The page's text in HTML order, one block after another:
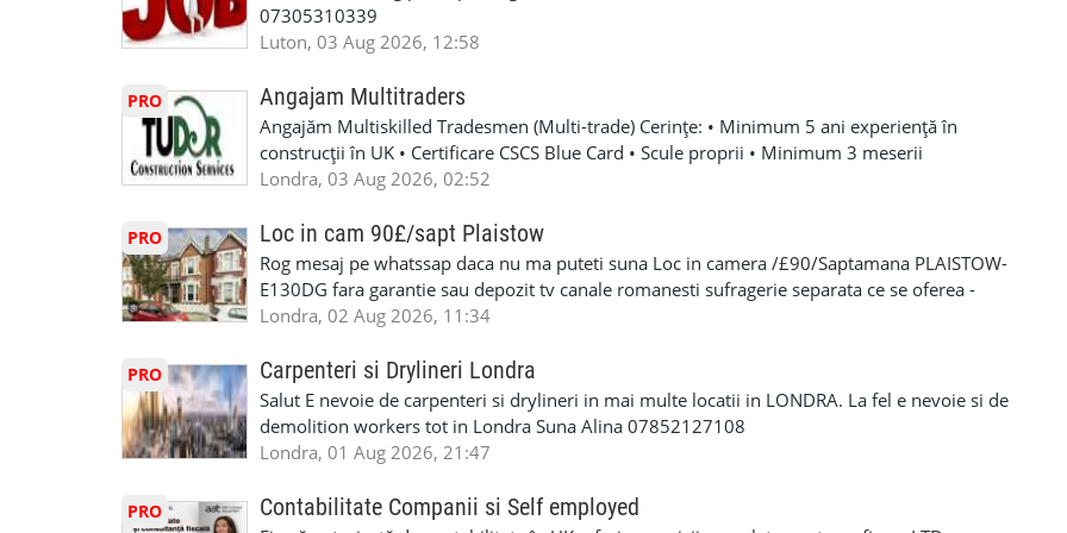
07305310339
Luton, 03 Aug 2026, 12:58
PRO Angajam Multitraders
Angajăm Multiskilled Tradesmen (Multi-trade) Cerințe: • Minimum 5 ani experiență în
construcții în UK • Certificare CSCS Blue Card • Scule proprii • Minimum 3 meserii
specializate (căutăm multitraderi) – experiență solidă în mai multe domenii din construcții •
interioare • Permis de conducere categoria B valabil • Mijloc de transport propriu
(reprezintă un avantaj important) Se oferă: • Salariu atractiv, în funcție de experiență și
performanță • £200 – £250 pe zi • Diurnă / plată transport • Suport tehnic continuu și
posibilități reale de avansare • Traininguri și cursuri de calificare • Mediu de lucru stabil cu
oră pauză de masă) • Posibilitate de lucru suplimentar în weekend (opțional)
Londra, 03 Aug 2026, 02:52
PRO Loc in cam 90£/sapt Plaistow
Rog mesaj pe whatssap daca nu ma puteti suna Loc in camera /£90/Saptamana PLAISTOW-
E130DG fara garantie sau depozit tv canale romanesti sufragerie separata ce se oferea -
fiecare pat beneficiaza de dulap separat -fiecare camera beneficiaza de frigider separat -wi-fi
saptaminal fara garantie sau avans/plata saptaminala , (nu se face cazare/plateste mai putin
de 1/sapt) -tel- 07440366084
Londra, 02 Aug 2026, 11:34
PRO Carpenteri si Drylineri Londra
Salut E nevoie de carpenteri si drylineri in mai multe locatii in LONDRA. La fel e nevoie si de
demolition workers tot in Londra Suna Alina 07852127108
Londra, 01 Aug 2026, 21:47
PRO Contabilitate Companii si Self employed